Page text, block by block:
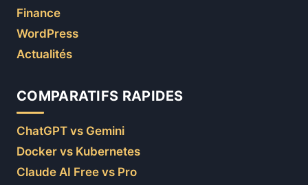
Finance
WordPress
Actualités
COMPARATIFS RAPIDES
ChatGPT vs Gemini
Docker vs Kubernetes
Claude AI Free vs Pro